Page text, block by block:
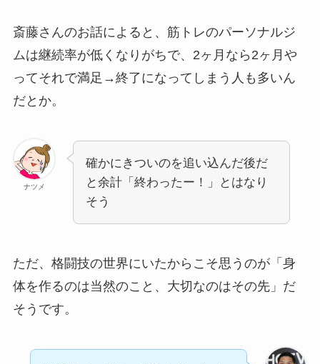
斎藤さんのお話によると、筋トレのパーソナルジ
ムは継続率が低くなりがちで、2ヶ月なら2ヶ月や
ってそれで満足→終了になってしまう人も多いん
だとか。
ナツメ
確かにきついのを追い込んだ後だ
と余計「終わったー！」とはなり
そう
ただ、格闘技の世界にいたからこそ思うのが「身
体を作るのは当然のこと、大切なのはその先」だ
そうです。